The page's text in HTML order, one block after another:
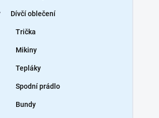
Dívčí oblečení
Trička
Mikiny
Tepláky
Spodní prádlo
Bundy